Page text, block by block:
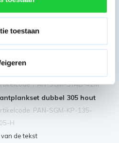
toestaanschoor 305 cm
tot 4,2 m
PAN-SGM-STAB-42M
dubbel 305 hout
PAN-SGM-KP-135-
H
de tekst